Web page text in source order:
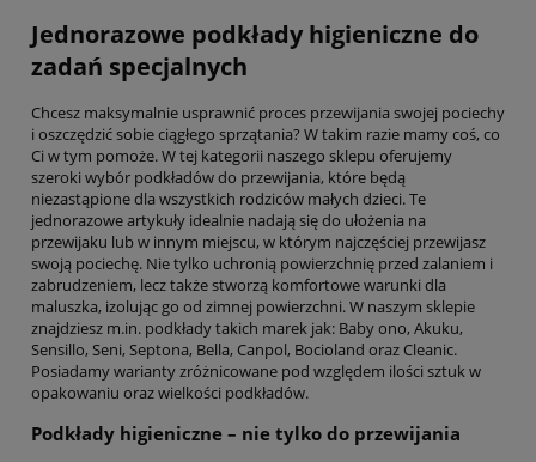
Jednorazowe podkłady higieniczne do
zadań specjalnych
Chcesz maksymalnie usprawnić proces przewijania swojej pociechy
i oszczędzić sobie ciągłego sprzątania? W takim razie mamy coś, co
Ci w tym pomoże. W tej kategorii naszego sklepu oferujemy
szeroki wybór podkładów do przewijania, które będą
niezastąpione dla wszystkich rodziców małych dzieci. Te
jednorazowe artykuły idealnie nadają się do ułożenia na
przewijaku lub w innym miejscu, w którym najczęściej przewijasz
swoją pociechę. Nie tylko uchronią powierzchnię przed zalaniem i
zabrudzeniem, lecz także stworzą komfortowe warunki dla
maluszka, izolując go od zimnej powierzchni. W naszym sklepie
znajdziesz m.in. podkłady takich marek jak: Baby ono, Akuku,
Sensillo, Seni, Septona, Bella, Canpol, Bocioland oraz Cleanic.
Posiadamy warianty zróżnicowane pod względem ilości sztuk w
opakowaniu oraz wielkości podkładów.
Podkłady higieniczne – nie tylko do przewijania